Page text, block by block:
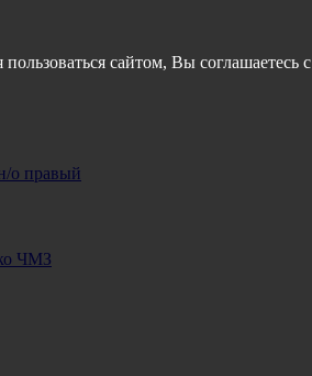
о правый
ЧМЗ
сайтом, Вы соглашаетесь с